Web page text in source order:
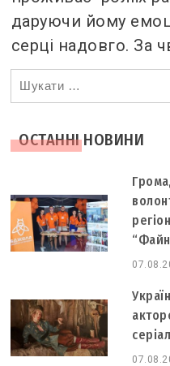
даруючи йому
серці надовго. За
Ви
шукали
ОСТАННІ НОВИНИ